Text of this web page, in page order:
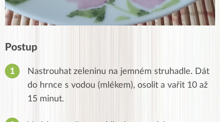
Postup
Nastrouhat zeleninu na jemném struhadle. Dát
do hrnce s vodou (mlékem), osolit a vařit 10 až
15 minut.